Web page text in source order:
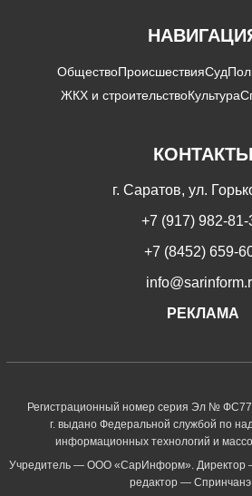
ОбществоПроисшествияСуд
ЖКХ и строительствоКультура
КОНТАКТЫ
г. Саратов, ул.
+7 (917) 982-81-
+7 (8452) 659-
РЕКЛАМА
Регистрационный номер серия Эл №
г. выдано Федеральной службой по
информационных технологий и
Учредитель — ООО «СарИнформ». Директор
редактор —